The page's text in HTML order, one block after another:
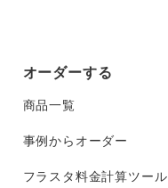
オーダーする
商品一覧
事例からオーダー
フラスタ料金計算ツール